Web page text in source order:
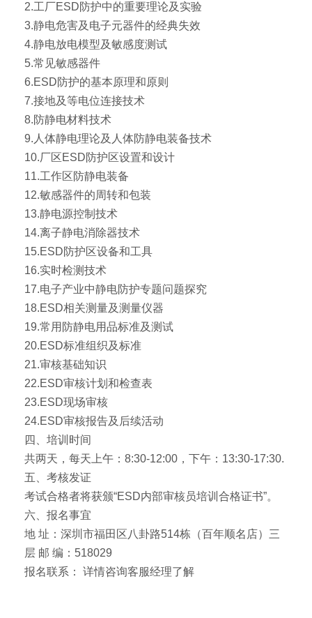
2.工厂ESD防护中的重要理论及实验
3.静电危害及电子元器件的经典失效
4.静电放电模型及敏感度测试
5.常见敏感器件
6.ESD防护的基本原理和原则
7.接地及等电位连接技术
8.防静电材料技术
9.人体静电理论及人体防静电装备技术
10.厂区ESD防护区设置和设计
11.工作区防静电装备
12.敏感器件的周转和包装
13.静电源控制技术
14.离子静电消除器技术
15.ESD防护区设备和工具
16.实时检测技术
17.电子产业中静电防护专题问题探究
18.ESD相关测量及测量仪器
19.常用防静电用品标准及测试
20.ESD标准组织及标准
21.审核基础知识
22.ESD审核计划和检查表
23.ESD现场审核
24.ESD审核报告及后续活动
四、培训时间
共两天，每天上午：8:30-12:00，下午：13:30-17:30.
五、考核发证
考试合格者将获颁“ESD内部审核员培训合格证书”。
六、报名事宜
地 址：深圳市福田区八卦路514栋（百年顺名店）三
层 邮 编：518029
报名联系： 详情咨询客服经理了解